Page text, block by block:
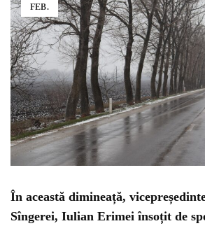
FEB.
În această dimineață,
Sîngerei, Iulian Erimei însoțit de